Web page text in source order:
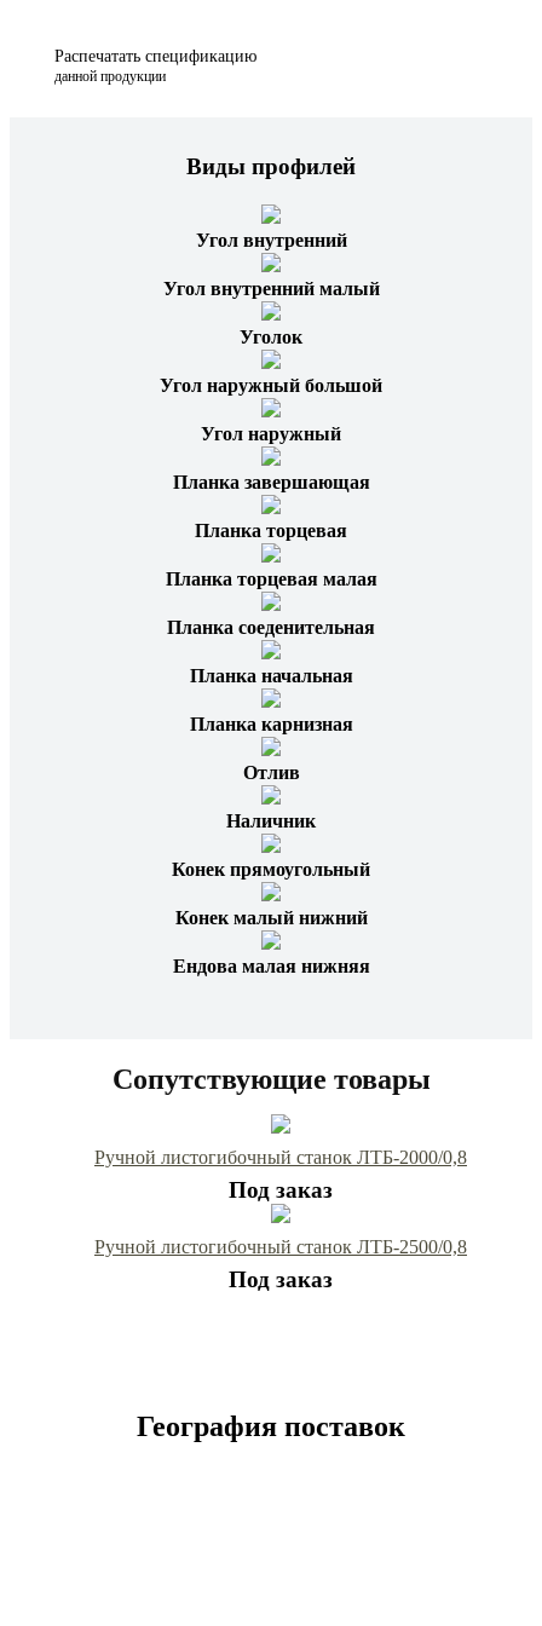
Распечатать спецификацию
данной продукции
Виды профилей
Угол внутренний
Угол внутренний малый
Уголок
Угол наружный большой
Угол наружный
Планка завершающая
Планка торцевая
Планка торцевая малая
Планка соеденительная
Планка начальная
Планка карнизная
Отлив
Наличник
Конек прямоугольный
Конек малый нижний
Ендова малая нижняя
Сопутствующие товары
Ручной листогибочный станок ЛТБ-2000/0,8
Под заказ
Ручной листогибочный станок ЛТБ-2500/0,8
Под заказ
География поставок